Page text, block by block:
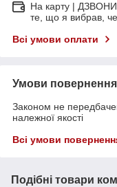
На карту |
те, що я вибрав,
Всі умови оплати
Умови повернення
Законом не
належної якості
Всі умови
Подібні товари